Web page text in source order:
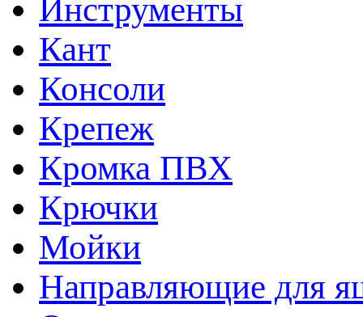
Инструменты
Кант
Консоли
Крепеж
Кромка ПВХ
Крючки
Мойки
Направляющие для